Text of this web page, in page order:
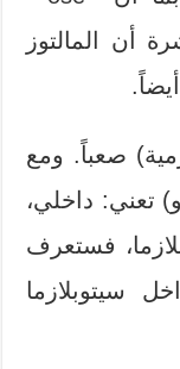
أن المالتوز
صعباً. ومع
تعني: داخلي،
فستعرف
سيتوبلازما